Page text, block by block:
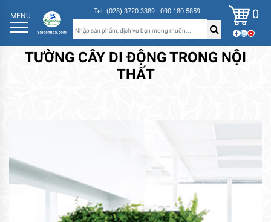
MENU Tel: (028) 3720 3389 - 090 180 5859 0
TƯỜNG CÂY DI ĐỘNG TRONG NỘI
THẤT